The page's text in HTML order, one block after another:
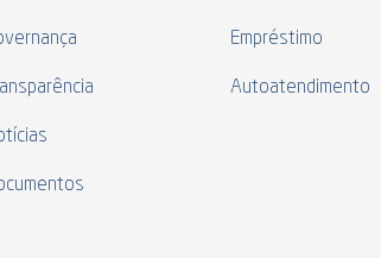
Empréstimo
Autoatendimento